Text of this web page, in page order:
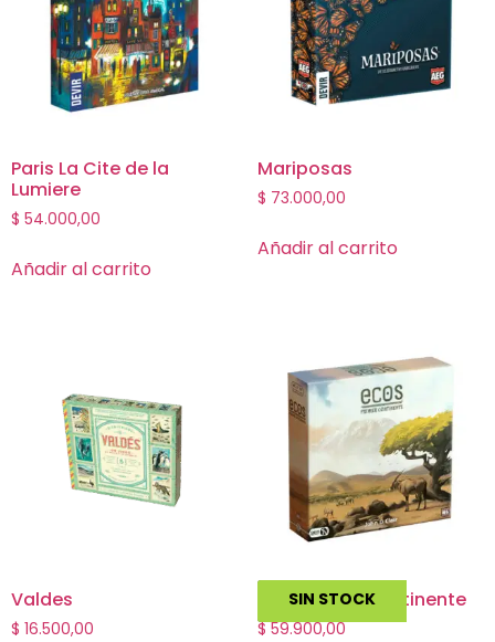
Paris La Cite de la
Lumiere
$ 54.000,00
Añadir al carrito
Mariposas
$ 73.000,00
Añadir al carrito
Valdes
$ 16.500,00
SIN STOCK
Ecos Primer Continente
$ 59.900,00